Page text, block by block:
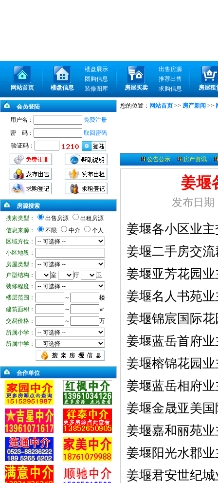
网站首页 楼盘信息
楼盘展示
房屋买卖
出售房源
房屋租
团购信息
推荐出售
装修图库
求购信息
会员登陆
用户名：
免费注册
密 码：
取回密码
验证码：
房源搜索
搜索类型：
出售房源
出租房源
信息来源：
不限 中介
个人
区域方位：
小区地段：
房屋类型：
户型结构：
室 厅
卫
装修程度：
楼层范围：
～
楼
建筑面积：
～
㎡
交易价格：
～
万
所属小学：
所属中学：
合作单位
您的位置： 网站首页 >> 房产新闻 >>
公告公示 房产资讯
姜堰
发布日
姜堰各小区业
姜堰二手房
姜堰亚芳花
姜堰名人书
姜堰锦宸国际
姜堰蓝岳首
姜堰榕锦花
姜堰蓝岳相
姜堰金晟亚美
姜堰嘉和丽
姜堰阳光水
姜堰君安世